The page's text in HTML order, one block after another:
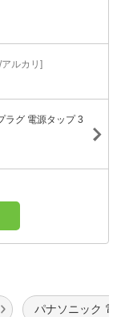
ルカリ]
グ 電源タップ 3
パナソニック